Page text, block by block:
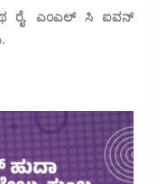
ರೈ, ಎಂಎಲ್ ಸಿ ಐವನ್